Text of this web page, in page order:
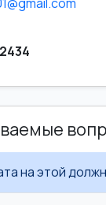
на этой